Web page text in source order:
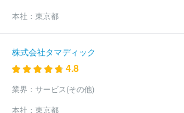
本社： 東京都
株式会社タマディック
4.8
業界： サービス(その他)
本社： 東京都